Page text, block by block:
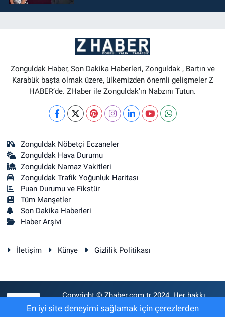
Zonguldak Haber, Son Dakika Haberleri, Zonguldak , Bartın ve
Karabük başta olmak üzere, ülkemizden önemli gelişmeler Z
HABER’de. ZHaber ile Zonguldak’ın Nabzını Tutun.
Zonguldak Nöbetçi Eczaneler
Zonguldak Hava Durumu
Zonguldak Namaz Vakitleri
Zonguldak Trafik Yoğunluk Haritası
Puan Durumu ve Fikstür
Tüm Manşetler
Son Dakika Haberleri
Haber Arşivi
İletişim Künye Gizlilik Politikası
Copyright © Zhaber.com.tr 2024. Her hakkı
saklıdır.
En iyi site deneyimi sağlamak için çerezlerden